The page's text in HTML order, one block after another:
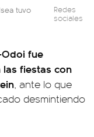
tuvo
Redes
sociales
fue
fiestas con
, ante lo que
desmintiendo